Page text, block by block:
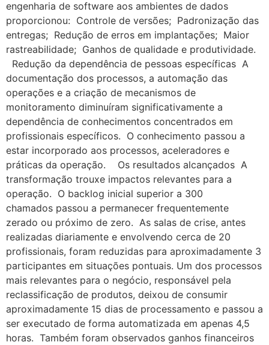
engenharia de software aos ambientes de dados
proporcionou: Controle de versões; Padronização das
entregas; Redução de erros em implantações; Maior
rastreabilidade; Ganhos de qualidade e produtividade.
Redução da dependência de pessoas específicas A
documentação dos processos, a automação das
operações e a criação de mecanismos de
monitoramento diminuíram significativamente a
dependência de conhecimentos concentrados em
profissionais específicos. O conhecimento passou a
estar incorporado aos processos, aceleradores e
práticas da operação. Os resultados alcançados A
transformação trouxe impactos relevantes para a
operação. O backlog inicial superior a 300
chamados passou a permanecer frequentemente
zerado ou próximo de zero. As salas de crise, antes
realizadas diariamente e envolvendo cerca de 20
profissionais, foram reduzidas para aproximadamente 3
participantes em situações pontuais. Um dos processos
mais relevantes para o negócio, responsável pela
reclassificação de produtos, deixou de consumir
aproximadamente 15 dias de processamento e passou a
ser executado de forma automatizada em apenas 4,5
horas. Também foram observados ganhos financeiros